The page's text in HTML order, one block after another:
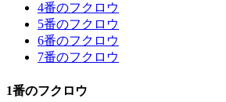
4番のフクロウ
5番のフクロウ
6番のフクロウ
7番のフクロウ
1番のフクロウ